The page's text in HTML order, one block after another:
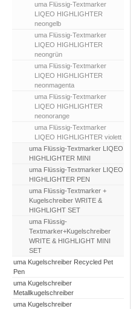
uma Flüssig-Textmarker
LIQEO HIGHLIGHTER
neongelb
uma Flüssig-Textmarker
LIQEO HIGHLIGHTER
neongrün
uma Flüssig-Textmarker
LIQEO HIGHLIGHTER
neonmagenta
uma Flüssig-Textmarker
LIQEO HIGHLIGHTER
neonorange
uma Flüssig-Textmarker
LIQEO HIGHLIGHTER violett
uma Flüssig-Textmarker LIQEO
HIGHLIGHTER MINI
uma Flüssig-Textmarker LIQEO
HIGHLIGHTER PEN
uma Flüssig-Textmarker +
Kugelschreiber WRITE &
HIGHLIGHT SET
uma Flüssig-
Textmarker+Kugelschreiber
WRITE & HIGHLIGHT MINI
SET
uma Kugelschreiber Recycled Pet
Pen
uma Kugelschreiber
Metallkugelschreiber
uma Kugelschreiber